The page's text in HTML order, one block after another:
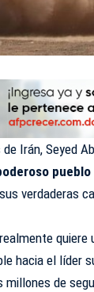
Irán, Seyed
verdaderas
quiere
hacia el líder
millones de